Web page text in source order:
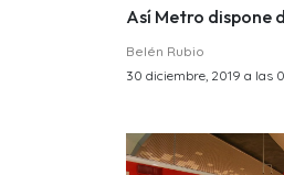
Así Metro dispone
Belén Rubio
30 diciembre, 2019 a las